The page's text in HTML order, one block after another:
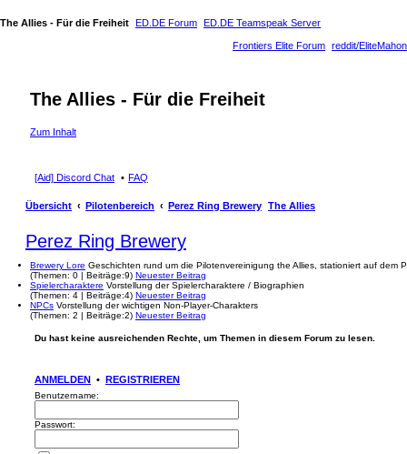
The Allies - Für die Freiheit ED.DE Forum ED.DE Teamspeak Server
reddit/EliteMahon
Frontiers Elite Forum
The Allies - Für die Freiheit
Zum Inhalt
[Aid] Discord Chat FAQ
Übersicht Pilotenbereich Perez Ring Brewery The Allies
Perez Ring Brewery
Brewery Lore Geschichten rund um die Pilotenvereinigung the Allies, stationiert auf dem
(Themen: 0 | Beiträge:9) Neuester Beitrag
Spielercharaktere Vorstellung der Spielercharaktere / Biographien
(Themen: 4 | Beiträge:4) Neuester Beitrag
NPCs Vorstellung der wichtigen Non-Player-Charakters
(Themen: 2 | Beiträge:2) Neuester Beitrag
Du hast keine ausreichenden Rechte, um Themen in diesem Forum zu lesen.
ANMELDEN • REGISTRIEREN
Benutzername:
Passwort: